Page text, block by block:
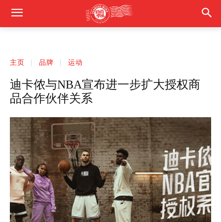
主页 品牌 运动
迪卡侬与NBA宣布进一步扩大授权商
品合作伙伴关系